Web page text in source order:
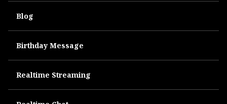
Blog
Birthday Message
Realtime Streaming